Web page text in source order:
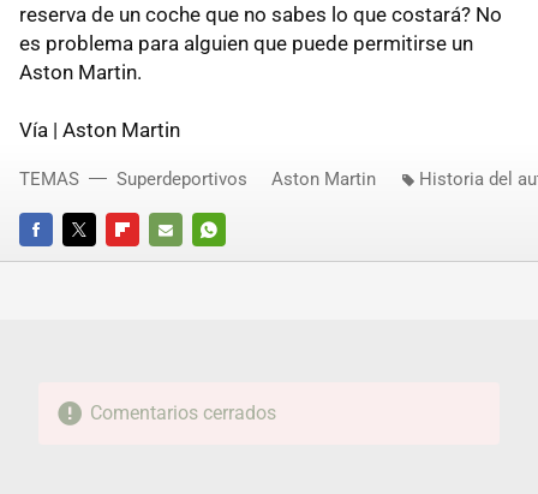
reserva de un coche que no sabes lo que costará? No
es problema para alguien que puede permitirse un
Aston Martin.
Vía | Aston Martin
FACEBOOKTWITTERFLIPBOARD
E-
WHATSAPP
TEMAS Superdeportivos Aston Martin Historia del
Comentarios cerrados